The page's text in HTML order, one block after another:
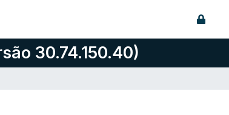
30.74.150.40)